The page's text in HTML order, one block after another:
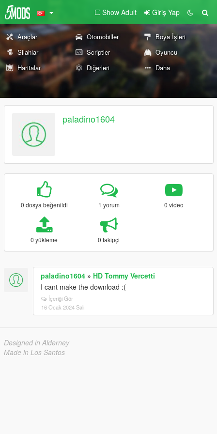
Show Adult Giriş Yap
Araçlar Otomobiller
Boya İşleri
Silahlar
Scriptler
Oyuncu
Haritalar
Diğerleri Daha
paladino1604
0 dosya beğenildi 1 yorum 0 video
0 yükleme 0 takipçi
paladino1604 » HD Tommy Vercetti
I cant make the download :(
İçeriği Gör
16 Ocak 2024 Salı
Designed in Alderney
Made in Los Santos